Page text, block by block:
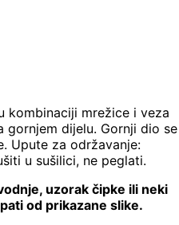
kombinaciji mrežice i veza
gornjem dijelu. Gornji dio se
Upute za održavanje:
u sušilici, ne peglati.
uzorak čipke ili neki
od prikazane slike.